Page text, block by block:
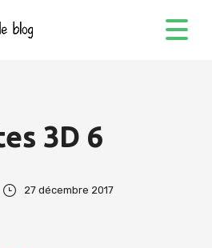
3D 6
27 décembre 2017